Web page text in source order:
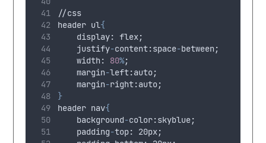
//css
header ul{
display: flex;
justify-content:space-between;
width: 80%;
margin-left:auto;
margin-right:auto;
}
header nav{
background-color:skyblue;
padding-top: 20px;